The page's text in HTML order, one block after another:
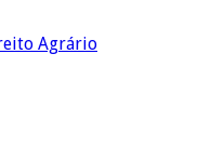
Agrário